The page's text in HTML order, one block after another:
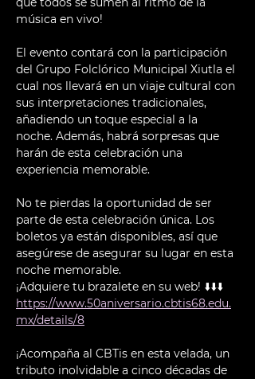
música en vivo!
El evento contará con la participación
del Grupo Folclórico Municipal Xiutla el
cual nos llevará en un viaje cultural con
sus interpretaciones tradicionales,
añadiendo un toque especial a la
noche. Además, habrá sorpresas que
harán de esta celebración una
experiencia memorable.
No te pierdas la oportunidad de ser
parte de esta celebración única. Los
boletos ya están disponibles, así que
asegúrese de asegurar su lugar en esta
noche memorable.
¡Adquiere tu brazalete en su web! ⬇️⬇️⬇️
https://www.50aniversario.cbtis68.edu.
mx/details/8
¡Acompaña al CBTis en esta velada, un
tributo inolvidable a cinco décadas de